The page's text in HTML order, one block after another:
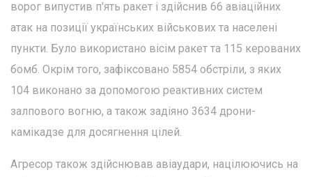
ворог випустив п'ять ракет і здійснив 66 авіаційних
атак на позиції українських військових та населені
пункти. Було використано вісім ракет та 115 керованих
бомб. Окрім того, зафіксовано 5854 обстріли, з яких
104 виконано за допомогою реактивних систем
залпового вогню, а також задіяно 3634 дрони-
камікадзе для досягнення цілей.
Агресор також здійснював авіаудари, націлюючись на